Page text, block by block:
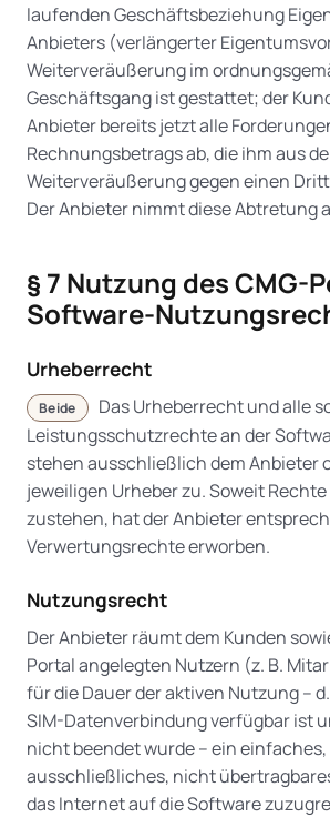
laufenden Geschäftsbeziehung
Anbieters (verlängerter
Weiterveräußerung im
Geschäftsgang ist gestattet; der
Anbieter bereits jetzt alle
Rechnungsbetrags ab, die ihm aus
Weiterveräußerung gegen einen
Der Anbieter nimmt diese Abtretung
§ 7 Nutzung des CMG-
Software-
Urheberrecht
Beide
Das Urheberrecht und alle
Leistungsschutzrechte an der
stehen ausschließlich dem Anbieter
jeweiligen Urheber zu. Soweit
zustehen, hat der Anbieter
Verwertungsrechte erworben.
Nutzungsrecht
Der Anbieter räumt dem Kunden
Portal angelegten Nutzern (z. B.
für die Dauer der aktiven Nutzung –
SIM-Datenverbindung verfügbar ist
nicht beendet wurde – ein
ausschließliches, nicht
das Internet auf die Software